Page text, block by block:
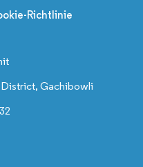
Richtlinie
District, Gachibowli